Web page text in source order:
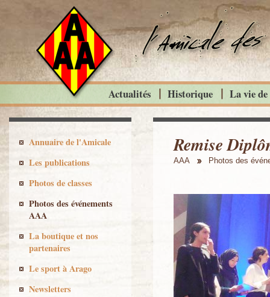
Remise
AAA Photos des
Actualités Historique La vie
Annuaire de l'Amicale
Les publications
Photos de classes
Photos des événements
AAA
La boutique et nos
partenaires
Le sport à Arago
Newsletters